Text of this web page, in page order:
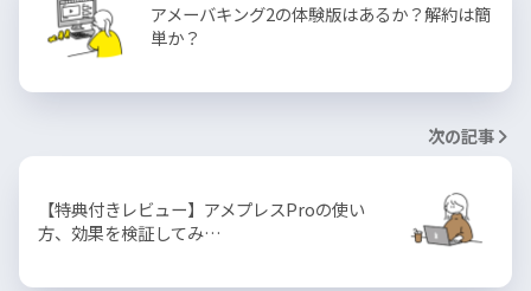
アメーバキング2の体験版はあるか？解約は簡
単か？
次の記事
【特典付きレビュー】アメプレスProの使い
方、効果を検証してみ…